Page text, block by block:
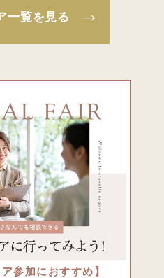
一覧を見る
参加におすすめ】